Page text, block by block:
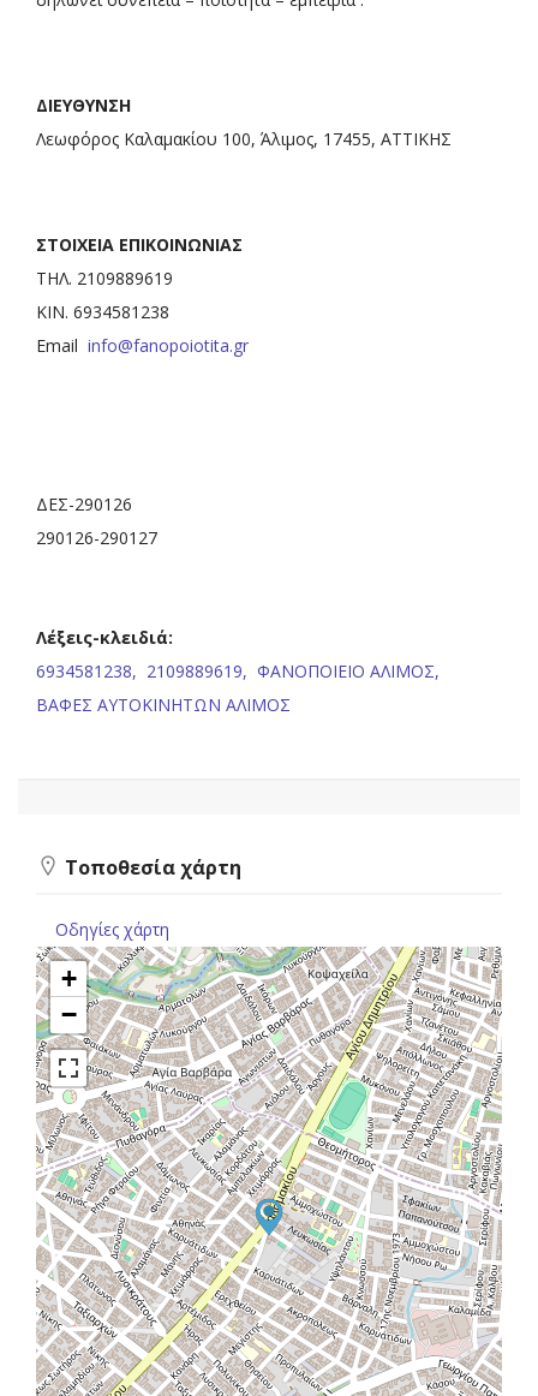
ΔΙΕΥΘΥΝΣΗ
Λεωφόρος Καλαμακίου 100, Άλιμος, 17455, ΑΤΤΙΚΗΣ
ΣΤΟΙΧΕΙΑ ΕΠΙΚΟΙΝΩΝΙΑΣ
ΤΗΛ. 2109889619
ΚΙΝ. 6934581238
Email info@fanopoiotita.gr
ΔΕΣ-290126
290126-290127
Λέξεις-κλειδιά:
6934581238, 2109889619, ΦΑΝΟΠΟΙΕΙΟ ΑΛΙΜΟΣ,
ΒΑΦΕΣ ΑΥΤΟΚΙΝΗΤΩΝ ΑΛΙΜΟΣ
Τοποθεσία χάρτη
Οδηγίες χάρτη
+
−